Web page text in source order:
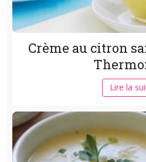
Crème au citron
Lire la